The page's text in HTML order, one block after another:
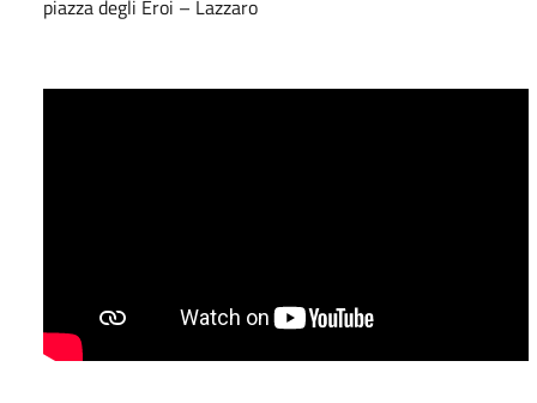
piazza degli Eroi – Lazzaro